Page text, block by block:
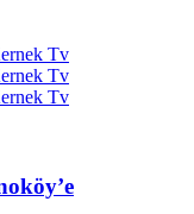
Tv
Tv
Tv